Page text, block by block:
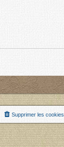
Supprimer les cookies